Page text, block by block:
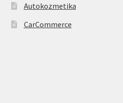
Autokozmetika
CarCommerce